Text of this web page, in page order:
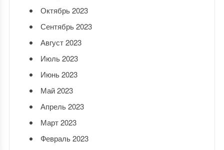
Октябрь 2023
Сентябрь 2023
Август 2023
Июль 2023
Июнь 2023
Май 2023
Апрель 2023
Март 2023
Февраль 2023